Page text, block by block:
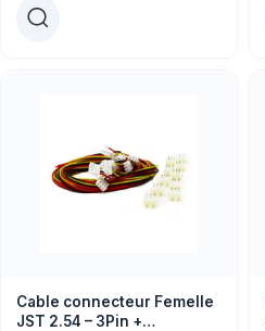
Cable connecteur Femelle
JST 2.54 – 3Pin +